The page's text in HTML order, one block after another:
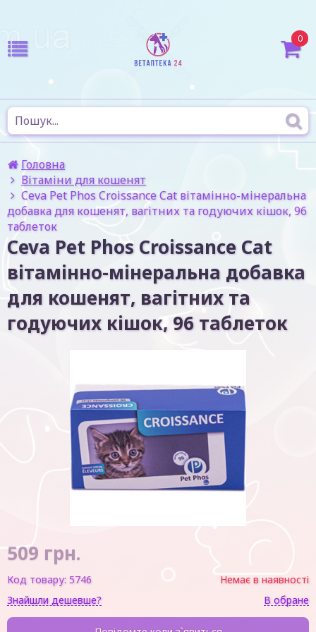
0
Головна
Вітаміни для кошенят
Ceva Pet Phos Croissance Cat вітамінно-мінеральна
добавка для кошенят, вагітних та годуючих кішок, 96
таблеток
Ceva Pet Phos Croissance Cat
вітамінно-мінеральна добавка
для кошенят, вагітних та
годуючих кішок, 96 таблеток
509 грн.
Код товару: 5746
Немає в наявності
Знайшли дешевше?
В обране